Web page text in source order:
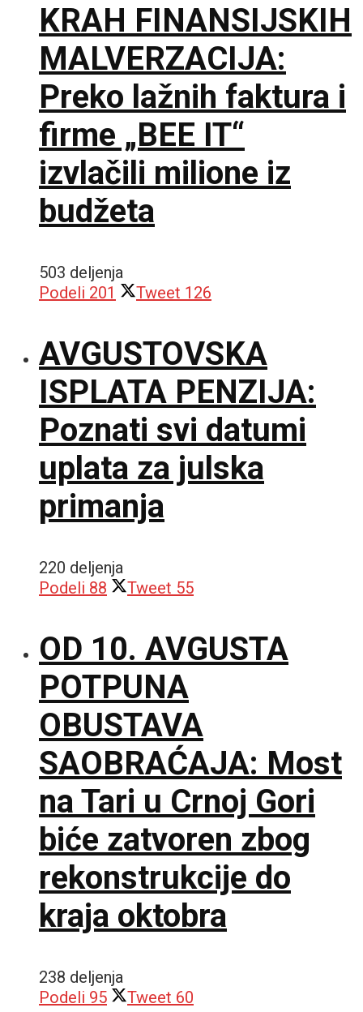
KRAH FINANSIJSKIH
MALVERZACIJA:
Preko lažnih faktura i
firme „BEE IT“
izvlačili milione iz
budžeta
503 deljenja
Podeli 201 Tweet 126
AVGUSTOVSKA
ISPLATA PENZIJA:
Poznati svi datumi
uplata za julska
primanja
220 deljenja
Podeli 88 Tweet 55
OD 10. AVGUSTA
POTPUNA
OBUSTAVA
SAOBRAĆAJA: Most
na Tari u Crnoj Gori
biće zatvoren zbog
rekonstrukcije do
kraja oktobra
238 deljenja
Podeli 95 Tweet 60